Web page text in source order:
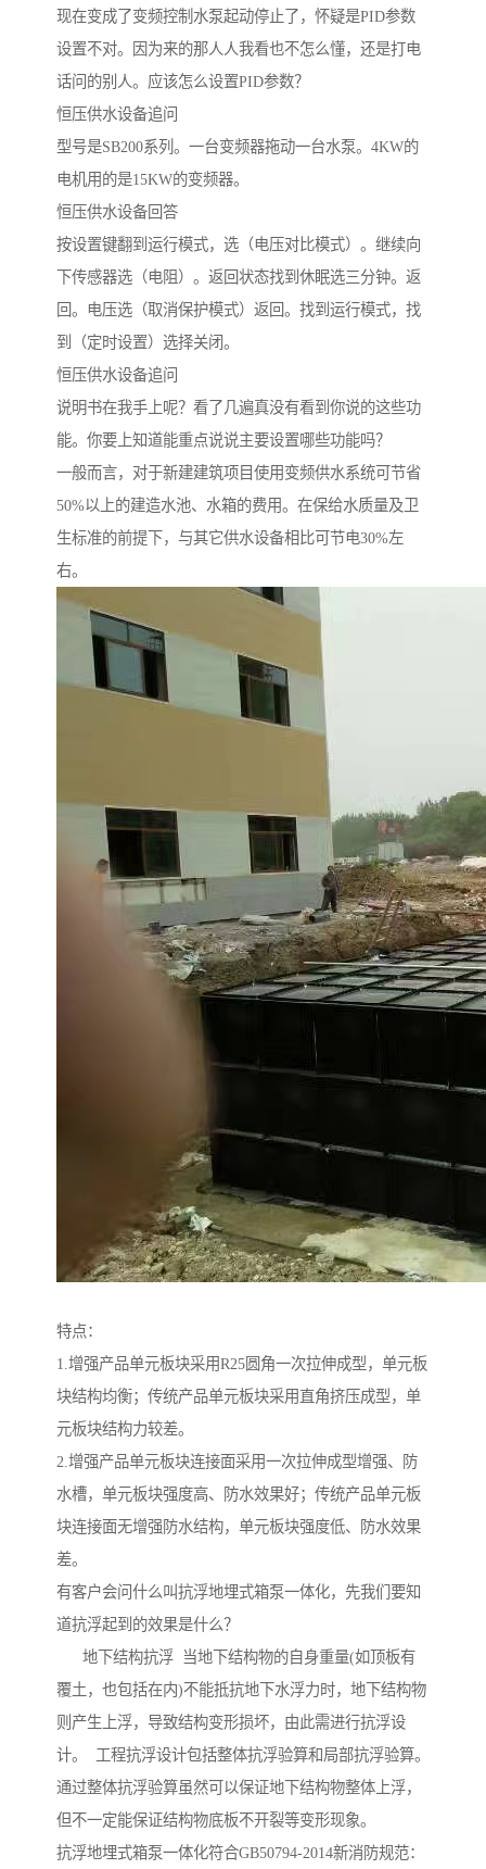
现在变成了变频控制水泵起动停止了，怀疑是PID参数
设置不对。因为来的那人人我看也不怎么懂，还是打电
话问的别人。应该怎么设置PID参数？
恒压供水设备追问
型号是SB200系列。一台变频器拖动一台水泵。4KW的
电机用的是15KW的变频器。
恒压供水设备回答
按设置键翻到运行模式，选（电压对比模式）。继续向
下传感器选（电阻）。返回状态找到休眠选三分钟。返
回。电压选（取消保护模式）返回。找到运行模式，找
到（定时设置）选择关闭。
恒压供水设备追问
说明书在我手上呢？看了几遍真没有看到你说的这些功
能。你要上知道能重点说说主要设置哪些功能吗？
一般而言，对于新建建筑项目使用变频供水系统可节省
50%以上的建造水池、水箱的费用。在保给水质量及卫
生标准的前提下，与其它供水设备相比可节电30%左
右。
特点：
1.增强产品单元板块采用R25圆角一次拉伸成型，单元板
块结构均衡；传统产品单元板块采用直角挤压成型，单
元板块结构力较差。
2.增强产品单元板块连接面采用一次拉伸成型增强、防
水槽，单元板块强度高、防水效果好；传统产品单元板
块连接面无增强防水结构，单元板块强度低、防水效果
差。
有客户会问什么叫抗浮地埋式箱泵一体化，先我们要知
道抗浮起到的效果是什么？
地下结构抗浮 当地下结构物的自身重量(如顶板有
覆土，也包括在内)不能抵抗地下水浮力时，地下结构物
则产生上浮，导致结构变形损坏，由此需进行抗浮设
计。 工程抗浮设计包括整体抗浮验算和局部抗浮验算。
通过整体抗浮验算虽然可以保证地下结构物整体上浮，
但不一定能保证结构物底板不开裂等变形现象。
抗浮地埋式箱泵一体化符合GB50794-2014新消防规范：